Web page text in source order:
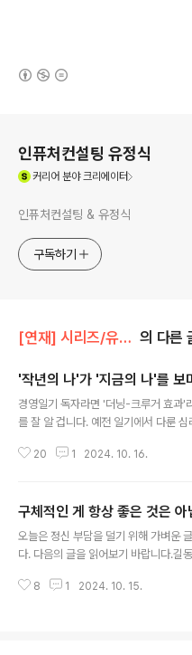
인퓨처컨설팅 유정식
커리어 분야 크리에이터
인퓨처컨설팅 & 유정식
구독하기
[연재] 시리즈/유정식의 경영일기 의 다른
'작년의 나'가 '지금의 나'를 보
경영일기 독자라면 '더닝-크루거 효과'
를 잘 알 겁니다. 예전 일기에서 다룬
서 혹은 아는 건 조금밖에 없으면서 자
거 효과에서 헤어나오지 못하는 사람들
문'할 줄을 모릅니다. 본인이 척 보면 안
니 질문할 이유가 없는 것이죠. 질문하
서 성장하지 못하겠죠. '모르는 게 있다
20 1 2024. 10. 16.
구체적인 게 항상 좋은 것은 아
오늘은 정신 부담을 덜기 위해 가벼운
다. 다음의 글을 읽어보기 바랍니다.길
는 컵을 사러 마트에 갔다.아주 쉬운 문
8 1 2024. 10. 15.